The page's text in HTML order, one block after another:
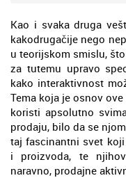
Kao i svaka druga
kakodrugačije nego
u teorijskom smislu,
za tutemu upravo
kako interaktivnost
Tema koja je osnov
koristi apsolutno
prodaju, bilo da se
taj fascinantni svet
i proizvoda, te
naravno, prodajne